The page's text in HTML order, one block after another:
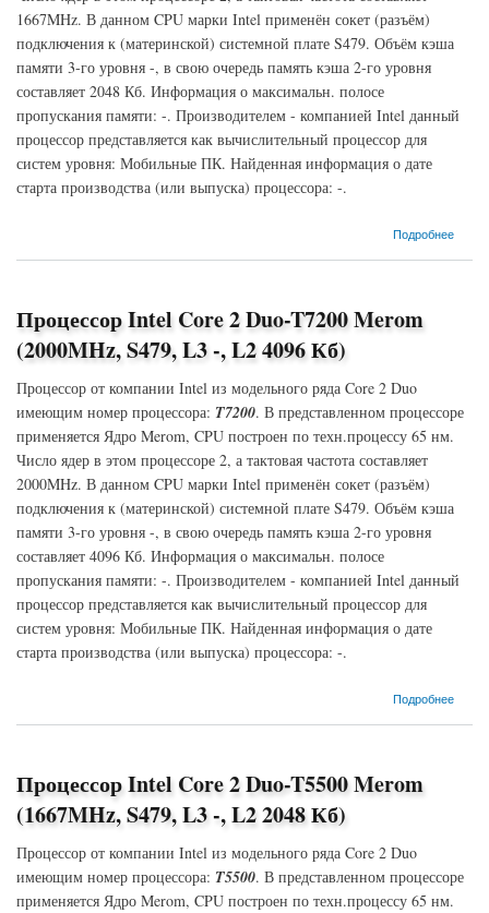
1667MHz. В данном CPU марки Intel применён сокет (разъём)
подключения к (материнской) системной плате S479. Объём кэша
памяти 3-го уровня -, в свою очередь память кэша 2-го уровня
составляет 2048 Кб. Информация о максимальн. полосе
пропускания памяти: -. Производителем - компанией Intel данный
процессор представляется как вычислительный процессор для
систем уровня: Мобильные ПК. Найденная информация о дате
старта производства (или выпуска) процессора: -.
Подробнее
о Процессор Intel Core 2 Duo-T5450 Merom (1667MHz, S479, L3 -, L2 2048 Кб)
Процессор Intel Core 2 Duo-T7200 Merom
(2000MHz, S479, L3 -, L2 4096 Кб)
Процессор от компании Intel из модельного ряда Core 2 Duo
имеющим номер процессора: T7200. В представленном процессоре
применяется Ядро Merom, CPU построен по техн.процессу 65 нм.
Число ядер в этом процессоре 2, а тактовая частота составляет
2000MHz. В данном CPU марки Intel применён сокет (разъём)
подключения к (материнской) системной плате S479. Объём кэша
памяти 3-го уровня -, в свою очередь память кэша 2-го уровня
составляет 4096 Кб. Информация о максимальн. полосе
пропускания памяти: -. Производителем - компанией Intel данный
процессор представляется как вычислительный процессор для
систем уровня: Мобильные ПК. Найденная информация о дате
старта производства (или выпуска) процессора: -.
Подробнее
о Процессор Intel Core 2 Duo-T7200 Merom (2000MHz, S479, L3 -, L2 4096 Кб)
Процессор Intel Core 2 Duo-T5500 Merom
(1667MHz, S479, L3 -, L2 2048 Кб)
Процессор от компании Intel из модельного ряда Core 2 Duo
имеющим номер процессора: T5500. В представленном процессоре
применяется Ядро Merom, CPU построен по техн.процессу 65 нм.